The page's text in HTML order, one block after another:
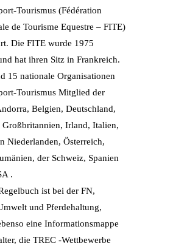
Tourismus (Fédération
de Tourisme Equestre – FITE)
Die FITE wurde 1975
hat ihren Sitz in Frankreich.
15 nationale Organisationen
Tourismus Mitglied der
Belgien, Deutschland,
Großbritannien, Irland, Italien,
Niederlanden, Österreich,
der Schweiz, Spanien
.
ist bei der FN,
und Pferdehaltung,
eine Informationsmappe
die TREC -Wettbewerbe